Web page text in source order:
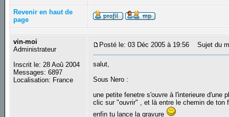
Revenir en haut de
page
vin-moi
Administrateur
Inscrit le: 28 Aoû 2004
Messages: 6897
Localisation: France
Posté le: 03 Déc 2005 à 19:56 Sujet du
salut,
Sous Nero :
une petite fenetre s'ouvre à l'interieure d'une
clic sur "ouvrir" , et là entre le chemin de
enfin tu lance la gravure